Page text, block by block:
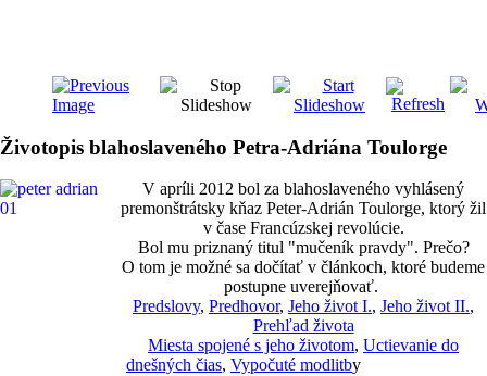
Životopis blahoslaveného Petra-Adriána Toulorge
V apríli 2012 bol za blahoslaveného vyhlásený
premonštrátsky kňaz Peter-Adrián Toulorge, ktorý žil
v čase Francúzskej revolúcie.
Bol mu priznaný titul "mučeník pravdy". Prečo?
O tom je možné sa dočítať v článkoch, ktoré budeme
postupne uverejňovať.
Predslovy, Predhovor, Jeho život I., Jeho život II.,
Prehľad života
Miesta spojené s jeho životom, Uctievanie do
dnešných čias, Vypočuté modlitby